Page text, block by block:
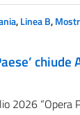
,Linea B,
chiude
2026 “Opera